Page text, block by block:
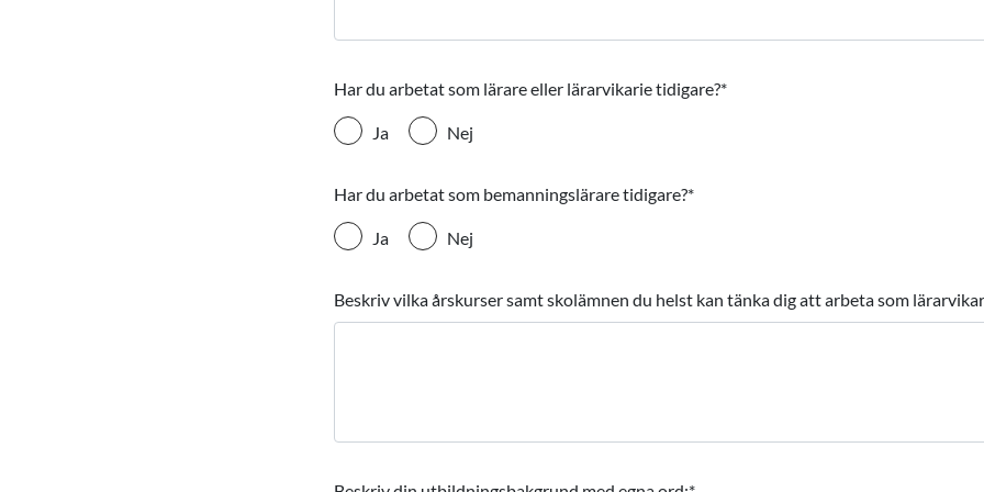
Har du arbetat som lärare eller lärarvikarie tidigare?*
Ja Nej
Har du arbetat som bemanningslärare tidigare?*
Ja Nej
Beskriv vilka årskurser samt skolämnen du helst kan tänka dig att arbeta som